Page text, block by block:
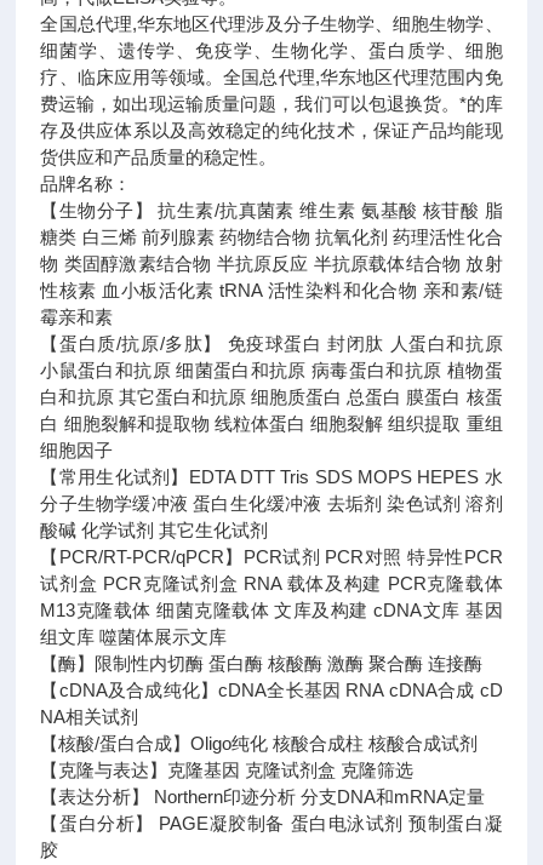
全国总代理,华东地区代理涉及分子生物学、细胞生物学、
细菌学、遗传学、免疫学、生物化学、蛋白质学、细胞
疗、临床应用等领域。全国总代理,华东地区代理范围内免
费运输，如出现运输质量问题，我们可以包退换货。 *的库
存及供应体系以及高效稳定的纯化技术，保证产品均能现
货供应和产品质量的稳定性。
品牌名称：
【生物分子】 抗生素/抗真菌素 维生素 氨基酸 核苷酸 脂
糖类 白三烯 前列腺素 药物结合物 抗氧化剂 药理活性化合
物 类固醇激素结合物 半抗原反应 半抗原载体结合物 放射
性核素 血小板活化素 tRNA 活性染料和化合物 亲和素/链
霉亲和素
【蛋白质/抗原/多肽】 免疫球蛋白 封闭肽 人蛋白和抗原
小鼠蛋白和抗原 细菌蛋白和抗原 病毒蛋白和抗原 植物蛋
白和抗原 其它蛋白和抗原 细胞质蛋白 总蛋白 膜蛋白 核蛋
白 细胞裂解和提取物 线粒体蛋白 细胞裂解 组织提取 重组
细胞因子
【常用生化试剂】EDTA DTT Tris SDS MOPS HEPES 水
分子生物学缓冲液 蛋白生化缓冲液 去垢剂 染色试剂 溶剂
酸碱 化学试剂 其它生化试剂
【PCR/RT-PCR/qPCR】PCR试剂 PCR对照 特异性PCR
试剂盒 PCR克隆试剂盒 RNA 载体及构建 PCR克隆载体
M13克隆载体 细菌克隆载体 文库及构建 cDNA文库 基因
组文库 噬菌体展示文库
【酶】限制性内切酶 蛋白酶 核酸酶 激酶 聚合酶 连接酶
【cDNA及合成纯化】cDNA全长基因 RNA cDNA合成 cD
NA相关试剂
【核酸/蛋白合成】Oligo纯化 核酸合成柱 核酸合成试剂
【克隆与表达】克隆基因 克隆试剂盒 克隆筛选
【表达分析】 Northern印迹分析 分支DNA和mRNA定量
【蛋白分析】 PAGE凝胶制备 蛋白电泳试剂 预制蛋白凝
胶